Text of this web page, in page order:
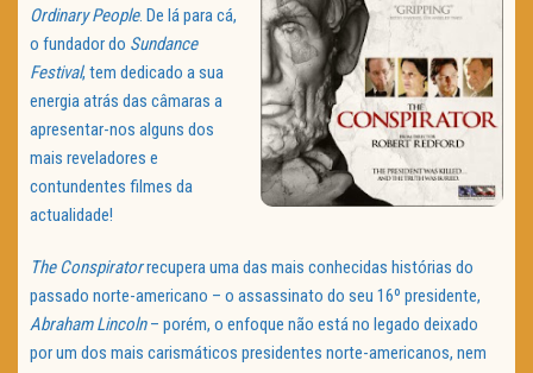
Ordinary People. De lá para cá,
o fundador do Sundance
Festival, tem dedicado a sua
energia atrás das câmaras a
apresentar-nos alguns dos
mais reveladores e
contundentes filmes da
actualidade!
The Conspiratorrecupera uma das mais conhecidas histórias do
passado norte-americano – o assassinato do seu 16º presidente,
Abraham Lincoln– porém, o enfoque não está no legado deixado
por um dos mais carismáticos presidentes norte-americanos, nem